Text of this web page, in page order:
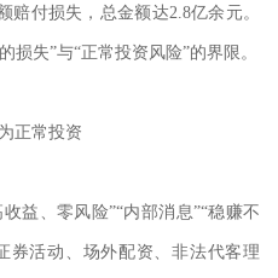
付损失，总金额达2.8亿余元。
损失”与“正常投资风险”的界限。
正常投资
收益、零风险”“内部消息”“稳赚不
券活动、场外配资、非法代客理